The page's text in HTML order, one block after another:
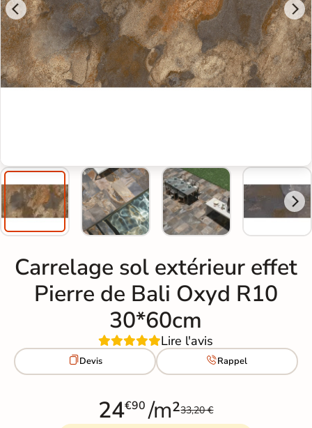
Carrelage sol extérieur effet
Pierre de Bali Oxyd R10
30*60cm
Lire l'avis
Devis Rappel
24€90 /m²33,20 €